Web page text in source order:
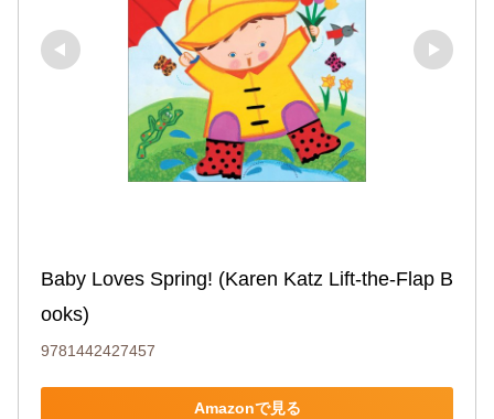
Baby Loves Spring! (Karen Katz Lift-the-Flap B
ooks)
9781442427457
Amazonで見る